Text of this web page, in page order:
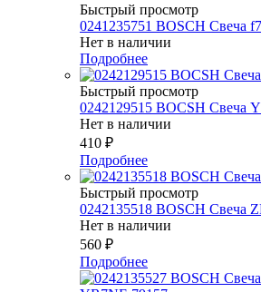
Быстрый просмотр
0241235751 BOSCH Свеча
Нет в наличии
Подробнее
Быстрый просмотр
0242129515 BOCSH Свеча
Нет в наличии
410 ₽
Подробнее
Быстрый просмотр
0242135518 BOSCH Свеча
Нет в наличии
560 ₽
Подробнее